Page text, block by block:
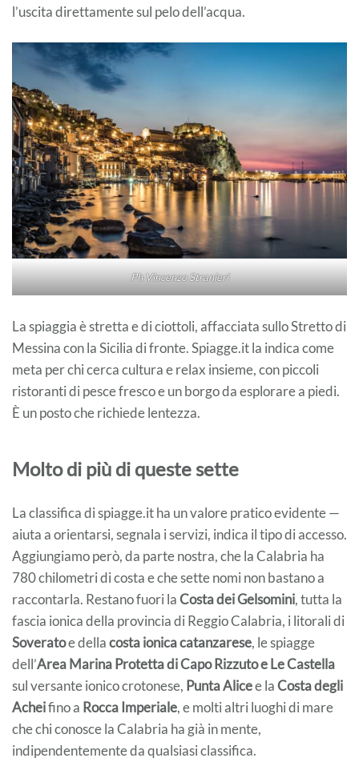
l’uscita direttamente sul pelo dell’acqua.
Ph Vincenzo Stranieri
La spiaggia è stretta e di ciottoli, affacciata sullo Stretto di
Messina con la Sicilia di fronte. Spiagge.it la indica come
meta per chi cerca cultura e relax insieme, con piccoli
ristoranti di pesce fresco e un borgo da esplorare a piedi.
È un posto che richiede lentezza.
Molto di più di queste sette
La classifica di spiagge.it ha un valore pratico evidente —
aiuta a orientarsi, segnala i servizi, indica il tipo di accesso.
Aggiungiamo però, da parte nostra, che la Calabria ha
780 chilometri di costa e che sette nomi non bastano a
raccontarla. Restano fuori laCosta dei Gelsomini, tutta la
fascia ionica della provincia di Reggio Calabria, i litorali di
Soveratoe dellacosta ionica catanzarese, le spiagge
dell’Area Marina Protetta di Capo Rizzuto e Le Castella
sul versante ionico crotonese, Punta Alicee laCosta degli
Acheifino a Rocca Imperiale, e molti altri luoghi di mare
che chi conosce la Calabria ha già in mente,
indipendentemente da qualsiasi classifica.